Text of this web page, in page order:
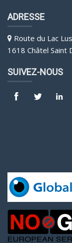
ADRESSE
Route du Lac
1618 Châtel Saint
SUIVEZ-NOUS